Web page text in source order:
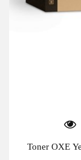
Toner OXE